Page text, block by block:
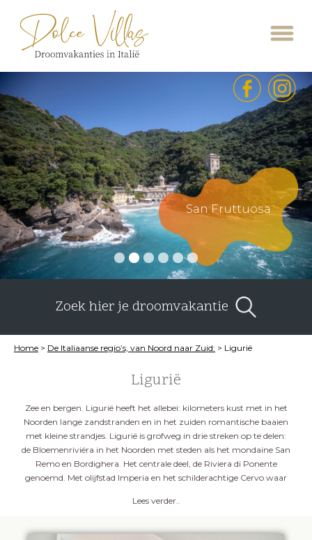
San Fruttuosa
Zoek hier je droomvakantie
Home > De Italiaanse regio’s, van Noord naar Zuid: > Ligurië
Ligurië
Zee en bergen. Ligurië heeft het allebei: kilometers kust met in het
Noorden lange zandstranden en in het zuiden romantische baaien
met kleine strandjes. Ligurië is grofweg in drie streken op te delen:
de Bloemenriviëra in het Noorden met steden als het mondaine San
Remo en Bordighera. Het centrale deel, de Riviera di Ponente
genoemd. Met olijfstad Imperia en het schilderachtige Cervo waar
het zuidelijke deel met hoofdstad Genua, de beroemde Cinque Terre,
minstens zo mooie stadjes als Lerici en Portovenere. Daarnaast
Lees verder..